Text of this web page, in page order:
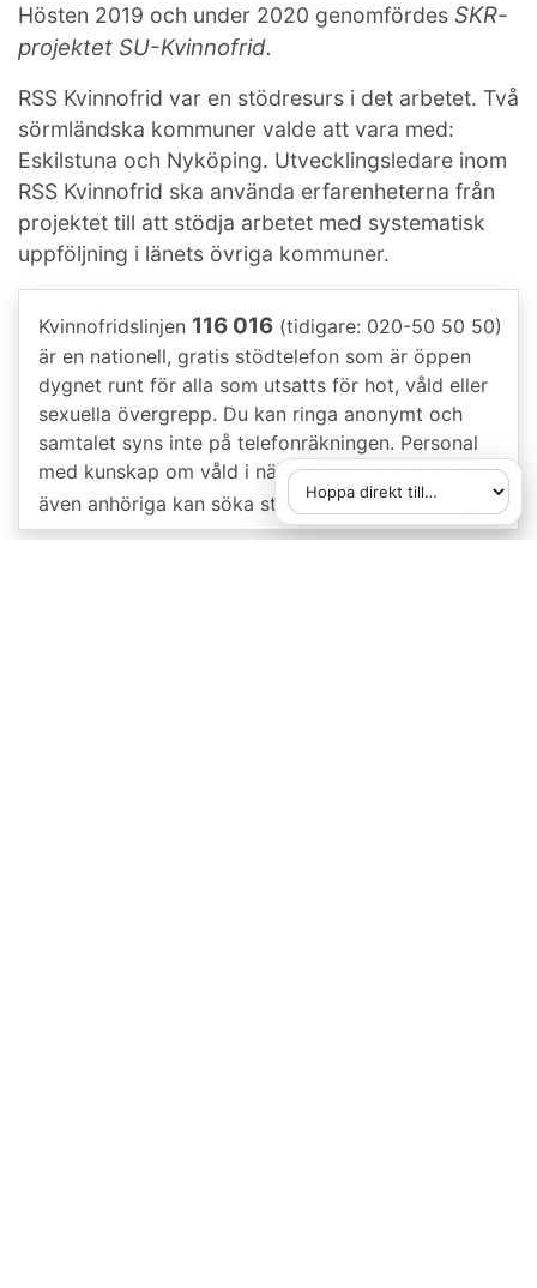
Hösten 2019 och under 2020 genomfördes SKR-
projektet SU-Kvinnofrid.
RSS Kvinnofrid var en stödresurs i det arbetet. Två
sörmländska kommuner valde att vara med:
Eskilstuna och Nyköping. Utvecklingsledare inom
RSS Kvinnofrid ska använda erfarenheterna från
projektet till att stödja arbetet med systematisk
uppföljning i länets övriga kommuner.
Kvinnofridslinjen 116 016 (tidigare: 020-50 50 50)
är en nationell, gratis stödtelefon som är öppen
dygnet runt för alla som utsatts för hot, våld eller
sexuella övergrepp. Du kan ringa anonymt och
samtalet syns inte på telefonräkningen. Personal
med kunskap om våld i nära relationer svarar, och
även anhöriga kan söka stöd. (text från Google)
Hoppa direkt till
När du väljer ett alternativ